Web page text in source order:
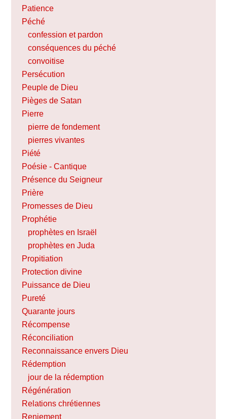
Patience
Péché
confession et pardon
conséquences du péché
convoitise
Persécution
Peuple de Dieu
Pièges de Satan
Pierre
pierre de fondement
pierres vivantes
Piété
Poésie - Cantique
Présence du Seigneur
Prière
Promesses de Dieu
Prophétie
prophètes en Israël
prophètes en Juda
Propitiation
Protection divine
Puissance de Dieu
Pureté
Quarante jours
Récompense
Réconciliation
Reconnaissance envers Dieu
Rédemption
jour de la rédemption
Régénération
Relations chrétiennes
Reniement